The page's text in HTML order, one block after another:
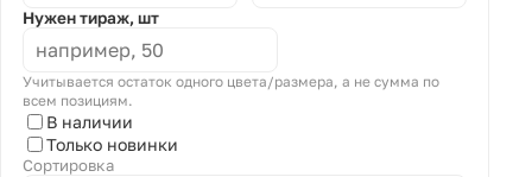
Нужен тираж, шт
Учитывается остаток одного цвета/размера, а не сумма по
всем позициям.
В наличии
Только новинки
Сортировка